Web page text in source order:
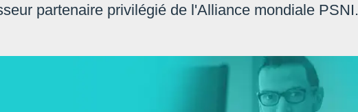
partenaire privilégié de l'Alliance mondiale PSNI.